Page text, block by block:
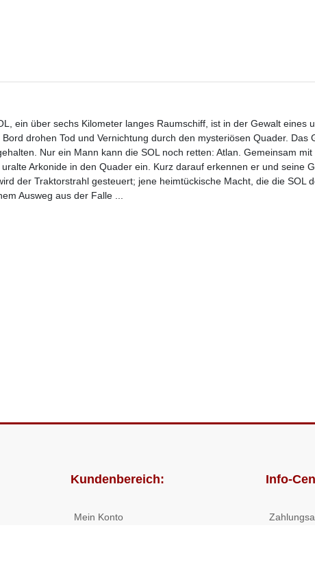
ein über sechs Kilometer langes Raumschiff, ist in der Gewalt eines
drohen Tod und Vernichtung durch den mysteriösen Quader. Das
Nur ein Mann kann die SOL noch retten: Atlan. Gemeinsam
Arkonide in den Quader ein. Kurz darauf erkennen er und seine
der Traktorstrahl gesteuert; jene heimtückische Macht, die die SOL
Ausweg aus der Falle ...
Kundenbereich:
Mein Konto
Info-